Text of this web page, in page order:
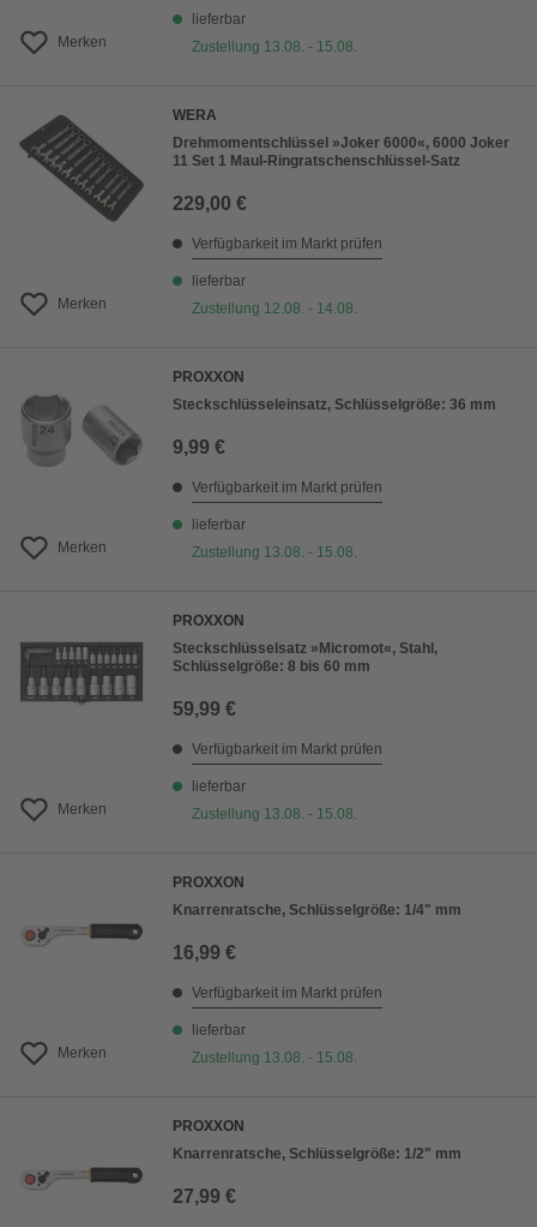
Merken
lieferbar
Zustellung 13.08. - 15.08.
Merken
WERA
Drehmomentschlüssel »Joker 6000«, 6000 Joker
11 Set 1 Maul-Ringratschenschlüssel-Satz
229,00 €
Verfügbarkeit im Markt prüfen
lieferbar
Zustellung 12.08. - 14.08.
Merken
PROXXON
Steckschlüsseleinsatz, Schlüsselgröße: 36 mm
9,99 €
Verfügbarkeit im Markt prüfen
lieferbar
Zustellung 13.08. - 15.08.
Merken
PROXXON
Steckschlüsselsatz »Micromot«, Stahl,
Schlüsselgröße: 8 bis 60 mm
59,99 €
Verfügbarkeit im Markt prüfen
lieferbar
Zustellung 13.08. - 15.08.
Merken
PROXXON
Knarrenratsche, Schlüsselgröße: 1/4" mm
16,99 €
Verfügbarkeit im Markt prüfen
lieferbar
Zustellung 13.08. - 15.08.
PROXXON
Knarrenratsche, Schlüsselgröße: 1/2" mm
27,99 €